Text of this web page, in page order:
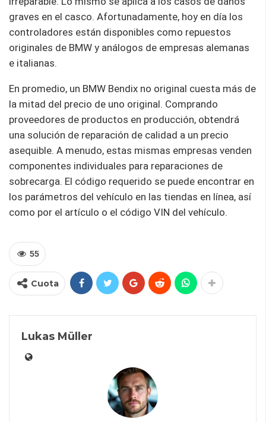
graves en el casco. Afortunadamente, hoy en día los
controladores están disponibles como repuestos
originales de BMW y análogos de empresas alemanas
e italianas.
En promedio, un BMW Bendix no original cuesta más de
la mitad del precio de uno original. Comprando
proveedores de productos en producción, obtendrá
una solución de reparación de calidad a un precio
asequible. A menudo, estas mismas empresas venden
componentes individuales para reparaciones de
sobrecarga. El código requerido se puede encontrar en
los parámetros del vehículo en las tiendas en línea, así
como por el artículo o el código VIN del vehículo.
55
Cuota
Lukas Müller